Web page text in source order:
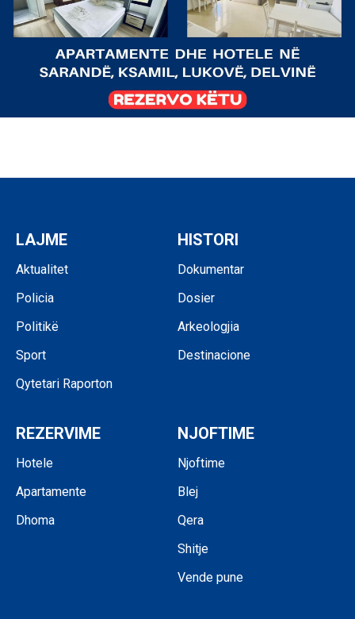
LAJME
Aktualitet
Policia
Politikë
Sport
Qytetari Raporton
HISTORI
Dokumentar
Dosier
Arkeologjia
Destinacione
REZERVIME
Hotele
Apartamente
Dhoma
NJOFTIME
Njoftime
Blej
Qera
Shitje
Vende pune